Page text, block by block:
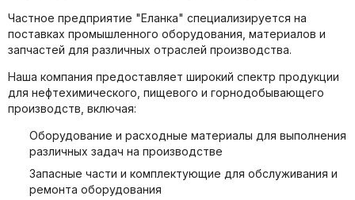
Частное предприятие "Еланка" специализируется на
поставках промышленного оборудования, материалов и
запчастей для различных отраслей производства.
Наша компания предоставляет широкий спектр продукции
для нефтехимического, пищевого и горнодобывающего
производств, включая:
Оборудование и расходные материалы для выполнения
различных задач на производстве
Запасные части и комплектующие для обслуживания и
ремонта оборудования